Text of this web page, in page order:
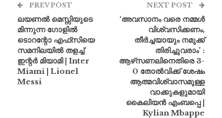
PREV POST
ലയണൽ മെസ്സിയുടെ
മിന്നുന്ന ഗോളിൽ
ടൊറന്റോ എഫ്‌സിയെ
സമനിലയിൽ തളച്ച്
ഇന്റർ മിയാമി | Inter
Miami | Lionel
Messi
NEXT POST
‘അവസാനം വരെ നമ്മൾ
വിശ്വസിക്കണം,
തീർച്ചയായും നമുക്ക്
തിരിച്ചുവരാം’ :
ആഴ്‌സണലിനെതിരെ 3-
0 തോൽവിക്ക് ശേഷം
ആത്മവിശ്വാസമുള്ള
വാക്കുകളുമായി
കൈലിയൻ എംബപ്പെ |
Kylian Mbappe